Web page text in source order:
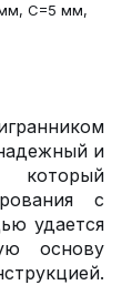
С=5 мм,
и
с
удается
основу